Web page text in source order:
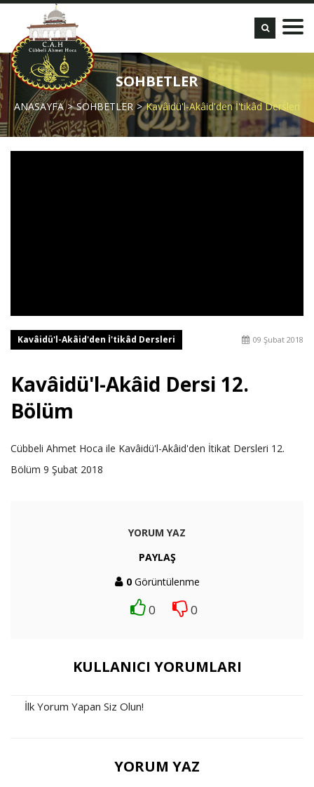
SOHBETLER
ANASAYFA SOHBETLER Kavâidü'l-Akâid'den İ'tikâd Dersleri
Kavâidü'l-Akâid'den İ'tikâd Dersleri 09 Şubat 2018
Kavâidü'l-Akâid Dersi 12.
Bölüm
Cübbeli Ahmet Hoca ile Kavâidü'l-Akâid'den İtikat Dersleri 12.
Bölüm 9 Şubat 2018
YORUM YAZ
PAYLAŞ
0Görüntülenme
0 0
KULLANICI YORUMLARI
İlk Yorum Yapan Siz Olun!
YORUM YAZ